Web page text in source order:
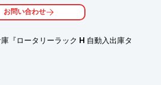
お問い合わせ
庫『ロータリーラック H 自動入出庫タ